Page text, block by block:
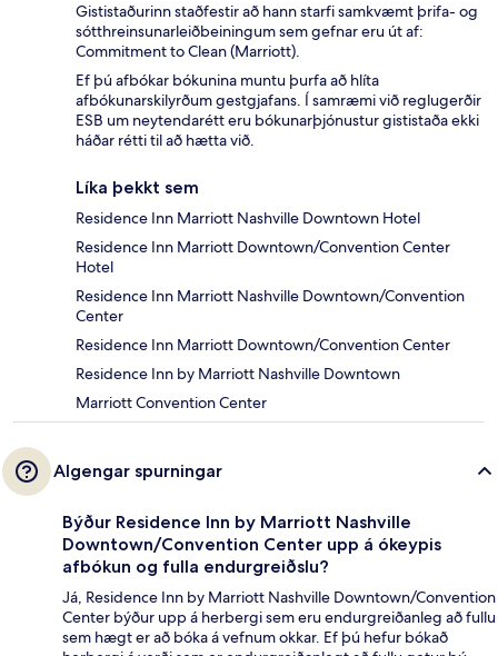
Gististaðurinn staðfestir að hann starfi samkvæmt þrifa- og
sótthreinsunarleiðbeiningum sem gefnar eru út af:
Commitment to Clean (Marriott).
Ef þú afbókar bókunina muntu þurfa að hlíta
afbókunarskilyrðum gestgjafans. Í samræmi við reglugerðir
ESB um neytendarétt eru bókunarþjónustur gististaða ekki
háðar rétti til að hætta við.
Líka þekkt sem
Residence Inn Marriott Nashville Downtown Hotel
Residence Inn Marriott Downtown/Convention Center
Hotel
Residence Inn Marriott Nashville Downtown/Convention
Center
Residence Inn Marriott Downtown/Convention Center
Residence Inn by Marriott Nashville Downtown
Marriott Convention Center
Algengar spurningar
Býður Residence Inn by Marriott Nashville
Downtown/Convention Center upp á ókeypis
afbókun og fulla endurgreiðslu?
Já, Residence Inn by Marriott Nashville Downtown/Convention
Center býður upp á herbergi sem eru endurgreiðanleg að fullu
sem hægt er að bóka á vefnum okkar. Ef þú hefur bókað